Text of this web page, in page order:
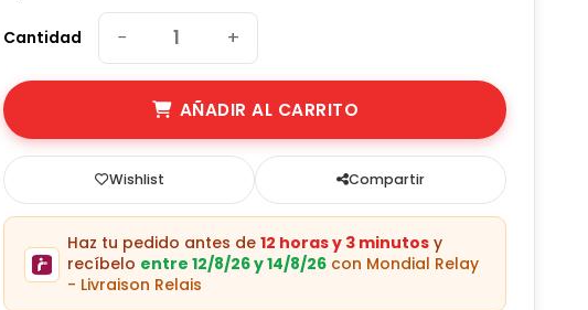
Cantidad − +
AÑADIR AL CARRITO
Wishlist Compartir
Haz tu pedido antes de12 horas y 3 minutos y
recíbelo entre 12/8/26 y 14/8/26 con Mondial Relay
- Livraison Relais